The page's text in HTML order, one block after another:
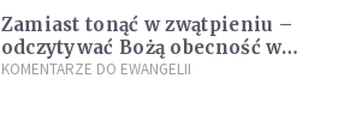
Zamiast tonąć w zwątpieniu –
odczytywać Bożą obecność w
burzach codziennego życia
KOMENTARZE DO EWANGELII